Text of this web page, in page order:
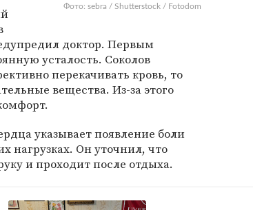
Фото: sebra / Shutterstock / Fotodom
доктор. Первым
усталость. Соколов
перекачивать кровь, то
вещества. Из-за этого
указывает появление боли
нагрузках. Он уточнил, что
и проходит после отдыха.